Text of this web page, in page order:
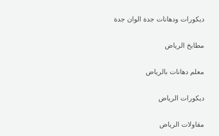
ديكورات ودهانات جدة الوان جدة
مطابخ الرياض
معلم دهانات بالرياض
ديكورات الرياض
مقاولات الرياض